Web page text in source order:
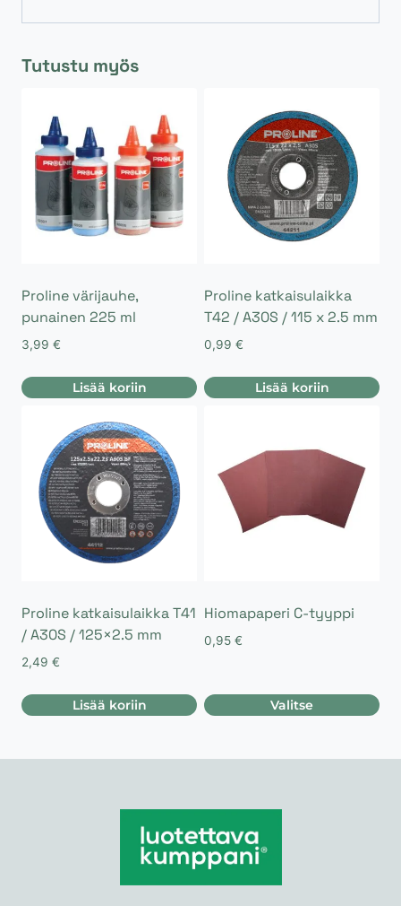
Tutustu myös
Proline värijauhe,
punainen 225 ml
3,99 €
Lisää koriin
Proline katkaisulaikka
T42 / A30S / 115 x 2.5 mm
0,99 €
Lisää koriin
Proline katkaisulaikka T41
/ A30S / 125×2.5 mm
2,49 €
Lisää koriin
Hiomapaperi C-tyyppi
0,95 €
Valitse
muunnelma.
Voit
tehdä
valinnat